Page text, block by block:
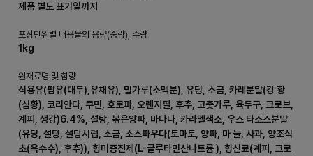
제품 별도 표기일까지
포장단위별 내용물의 용량(중량), 수량
1kg
원재료명 및 함량
식용유(팜유(대두),유채유), 밀가루(소맥분), 유당, 소금, 카레분말(강 황
(심황), 코리안다, 쿠민, 호로파, 오렌지필, 후추, 고춧가루, 육두구, 크로브,
계피, 생강)6.4%, 설탕, 볶은양파, 바나나, 카라멜색소, 우스 타소스분말
(유당, 설탕, 설탕시럽, 소금, 소스파우다(토마토, 양파, 마 늘, 사과, 양조식
초(옥수수), 후추)), 향미증진제(L-글루타민산나트륨 ), 향신료(계피, 크로